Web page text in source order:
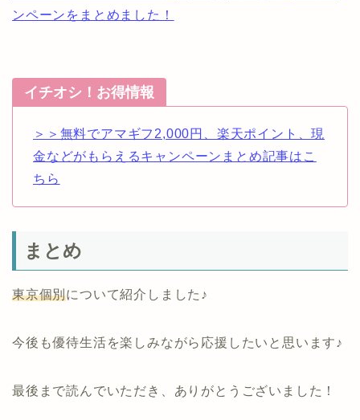
ンペーンをまとめました！
イチオシ！お得情報
＞＞無料でアマギフ2,000円、楽天ポイント、現
金などがもらえるキャンペーンまとめ記事はこ
ちら
まとめ
東京個別について紹介しました♪
今後も優待生活を楽しみながら応援したいと思います♪
最後まで読んでいただき、ありがとうございました！